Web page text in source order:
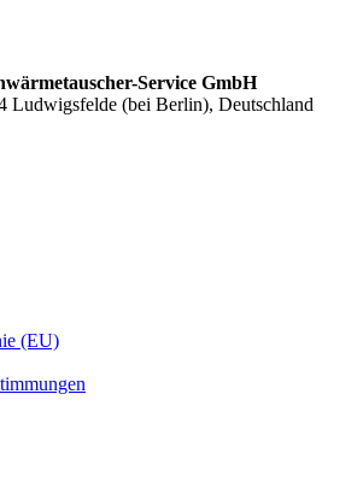
Service GmbH
Ludwigsfelde (bei Berlin), Deutschland
(EU)